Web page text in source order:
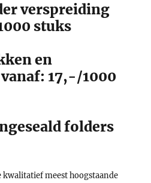
verspreiding
stuks
en
17,-/1000
folders
meest hoogstaande